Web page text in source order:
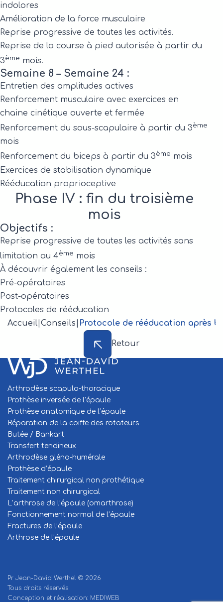
indolores
Amélioration de la force musculaire
Reprise progressive de toutes les activités.
Reprise de la course à pied autorisée à partir du
3ème mois.
Semaine 8 – Semaine 24 :
Entretien des amplitudes actives
Renforcement musculaire avec exercices en
chaine cinétique ouverte et fermée
Renforcement du sous-scapulaire à partir du 3ème
mois
Renforcement du biceps à partir du 3ème mois
Exercices de stabilisation dynamique
Rééducation proprioceptive
Phase IV : fin du troisième
mois
Objectifs :
Reprise progressive de toutes les activités sans
limitation au 4ème mois
À découvrir également les conseils :
Pré-opératoires
Post-opératoires
Protocoles de rééducation
Accueil Conseils Protocole de rééducation après
Retour
Arthrodèse scapulo-thoracique
Prothèse inversée de l’épaule
Prothèse anatomique de l’épaule
Réparation de la coiffe des rotateurs
Butée / Bankart
Transfert tendineux
Arthrodèse gléno-humérale
Prothèse d’épaule
Traitement chirurgical non prothétique
Traitement non chirurgical
L’arthrose de l’épaule (omarthrose)
Fonctionnement normal de l’épaule
Fractures de l’épaule
Arthrose de l’épaule
Pr Jean-David Werthel © 2026
Tous droits réservés
Conception et réalisation: MEDIWEB